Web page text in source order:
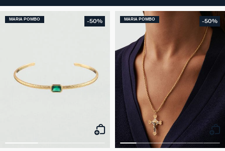
MARIA POMBO -50% MARIA POMBO -50%